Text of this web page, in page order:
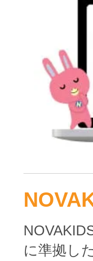
に準拠し